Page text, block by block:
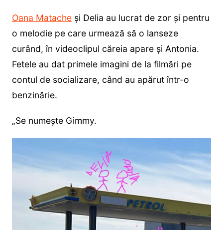
Oana Matacheși Delia au lucrat de zor și pentru
o melodie pe care urmează să o lanseze
curând, în videoclipul căreia apare și Antonia.
Fetele au dat primele imagini de la filmări pe
contul de socializare, când au apărut într-o
benzinărie.
„Se numește Gimmy.